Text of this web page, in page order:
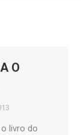
O
livro do